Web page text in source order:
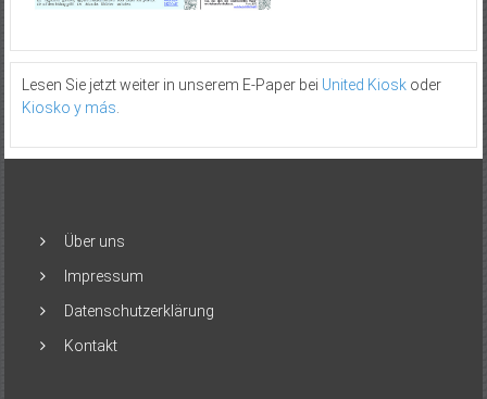
Lesen Sie jetzt weiter in unserem E-Paper bei United Kioskoder
Kiosko y más
Über uns
Impressum
Datenschutzerklärung
Kontakt